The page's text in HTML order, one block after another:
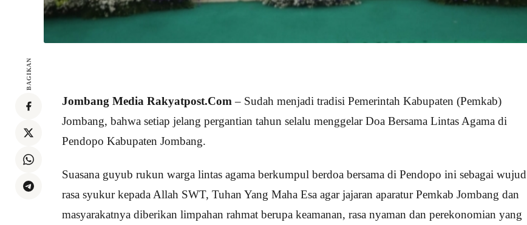
BAGIKAN
Jombang Media Rakyatpost.Com – Sudah menjadi tradisi Pemerintah Kabupaten (Pemkab)
Jombang, bahwa setiap jelang pergantian tahun selalu menggelar Doa Bersama Lintas Agama di
Pendopo Kabupaten Jombang.
Suasana guyub rukun warga lintas agama berkumpul berdoa bersama di Pendopo ini sebagai wujud
rasa syukur kepada Allah SWT, Tuhan Yang Maha Esa agar jajaran aparatur Pemkab Jombang dan
masyarakatnya diberikan limpahan rahmat berupa keamanan, rasa nyaman dan perekonomian yang